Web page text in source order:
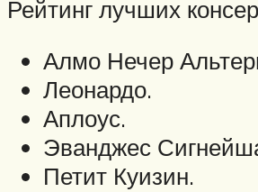
Рейтинг лучших
Алмо Нечер
Леонардо.
Аплоус.
Эванджес
Петит Куизин.